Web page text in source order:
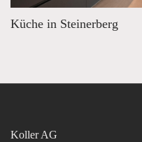
Küche in Steinerberg
Koller AG